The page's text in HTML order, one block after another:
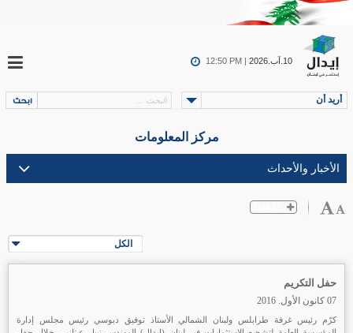
10.آب.2026 12:50 PM |
أريد أن
مركز المعلومات
الكل
حفل التكريم
07 كانون الأول. 2016
كرّم رئيس غرفة طرابلس ولبنان الشمالي الأستاذ توفيق دبوسي رئيس مجلس إدارة